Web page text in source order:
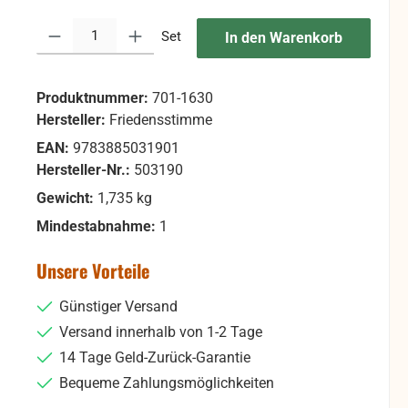
Produkt Anzahl: Gib den gewünschten Wert ein oder benutze
Set In den Warenkorb
Produktnummer: 701-1630
Hersteller: Friedensstimme
EAN: 9783885031901
Hersteller-Nr.: 503190
Gewicht: 1,735 kg
Mindestabnahme: 1
Unsere Vorteile
Günstiger Versand
Versand innerhalb von 1-2 Tage
14 Tage Geld-Zurück-Garantie
Bequeme Zahlungsmöglichkeiten